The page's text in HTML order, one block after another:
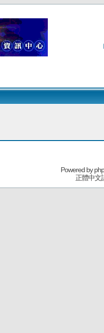
Powered by
正體中文